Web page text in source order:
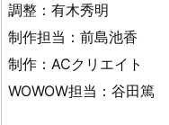
調整：有木秀明
制作担当：前島池香
制作：ACクリエイト
WOWOW担当：谷田篤